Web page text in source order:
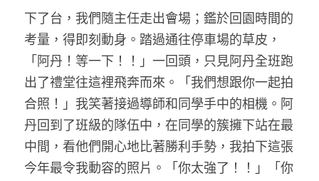
下了台，我們隨主任走出會場；鑑於回園時間的
考量，得即刻動身。踏過通往停車場的草皮，
「阿丹！等一下！！」一回頭，只見阿丹全班跑
出了禮堂往這裡飛奔而來。「我們想跟你一起拍
合照！」我笑著接過導師和同學手中的相機。阿
丹回到了班級的隊伍中，在同學的簇擁下站在最
中間，看他們開心地比著勝利手勢，我拍下這張
今年最令我動容的照片。「你太強了！！」「你